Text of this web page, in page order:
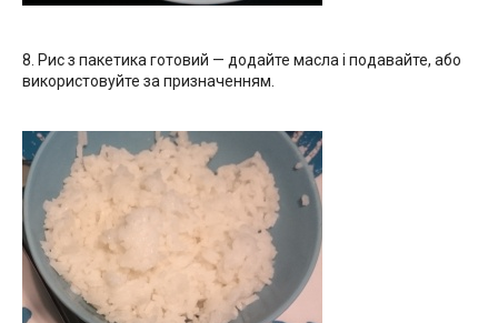
8. Рис з пакетика готовий — додайте масла і подавайте, або
використовуйте за призначенням.